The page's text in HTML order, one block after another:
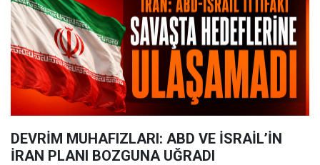
DEVRİM MUHAFIZLARI: ABD VE İSRAİL’İN
İRAN PLANI BOZGUNA UĞRADI